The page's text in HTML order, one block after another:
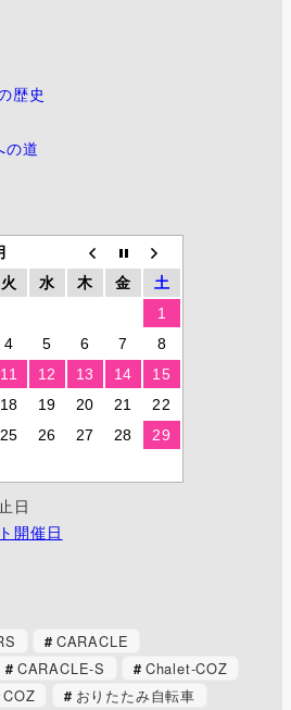
歴史
の道
火 水 木 金
土
1
4 5 6 7
8
11 12 13 14
15
18 19 20 21
22
25 26 27 28
29
日
開催日
CARACLE
CARACLE-S
Chalet-COZ
COZ
おりたたみ自転車